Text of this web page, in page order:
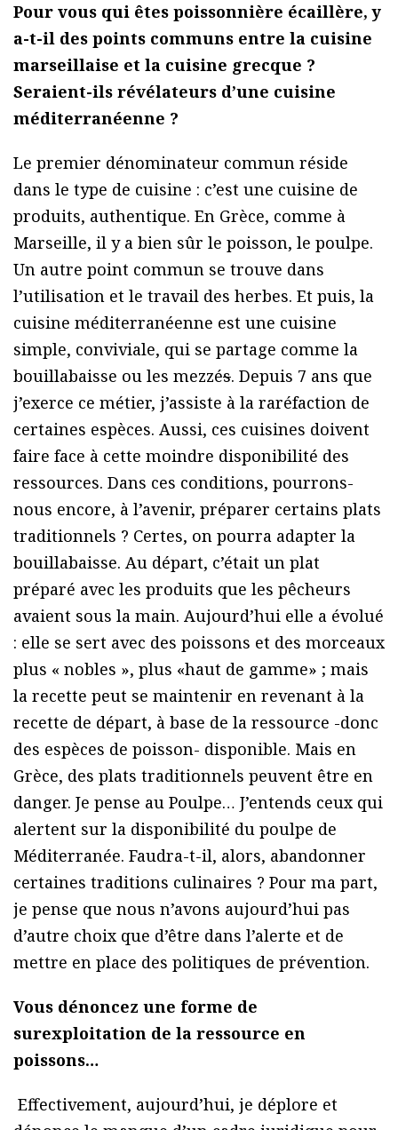
Pour vous qui êtes poissonnière écaillère, y
a-t-il des points communs entre la cuisine
marseillaise et la cuisine grecque ?
Seraient-ils révélateurs d’une cuisine
méditerranéenne ?
Le premier dénominateur commun réside
dans le type de cuisine : c’est une cuisine de
produits, authentique. En Grèce, comme à
Marseille, il y a bien sûr le poisson, le poulpe.
Un autre point commun se trouve dans
l’utilisation et le travail des herbes. Et puis, la
cuisine méditerranéenne est une cuisine
simple, conviviale, qui se partage comme la
bouillabaisse ou les mezzés. Depuis 7 ans que
j’exerce ce métier, j’assiste à la raréfaction de
certaines espèces. Aussi, ces cuisines doivent
faire face à cette moindre disponibilité des
ressources. Dans ces conditions, pourrons-
nous encore, à l’avenir, préparer certains plats
traditionnels ? Certes, on pourra adapter la
bouillabaisse. Au départ, c’était un plat
préparé avec les produits que les pêcheurs
avaient sous la main. Aujourd’hui elle a évolué
: elle se sert avec des poissons et des morceaux
plus « nobles », plus «haut de gamme» ; mais
la recette peut se maintenir en revenant à la
recette de départ, à base de la ressource -donc
des espèces de poisson- disponible. Mais en
Grèce, des plats traditionnels peuvent être en
danger. Je pense au Poulpe… J’entends ceux qui
alertent sur la disponibilité du poulpe de
Méditerranée. Faudra-t-il, alors, abandonner
certaines traditions culinaires ? Pour ma part,
je pense que nous n’avons aujourd’hui pas
d’autre choix que d’être dans l’alerte et de
mettre en place des politiques de prévention.
Vous dénoncez une forme de
surexploitation de la ressource en
poissons…
Effectivement, aujourd’hui, je déplore et